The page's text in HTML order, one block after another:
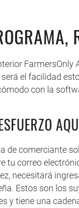
el facilidad
con la
de comerciante
tu correo
necesitará
Estos son los
y tiene una